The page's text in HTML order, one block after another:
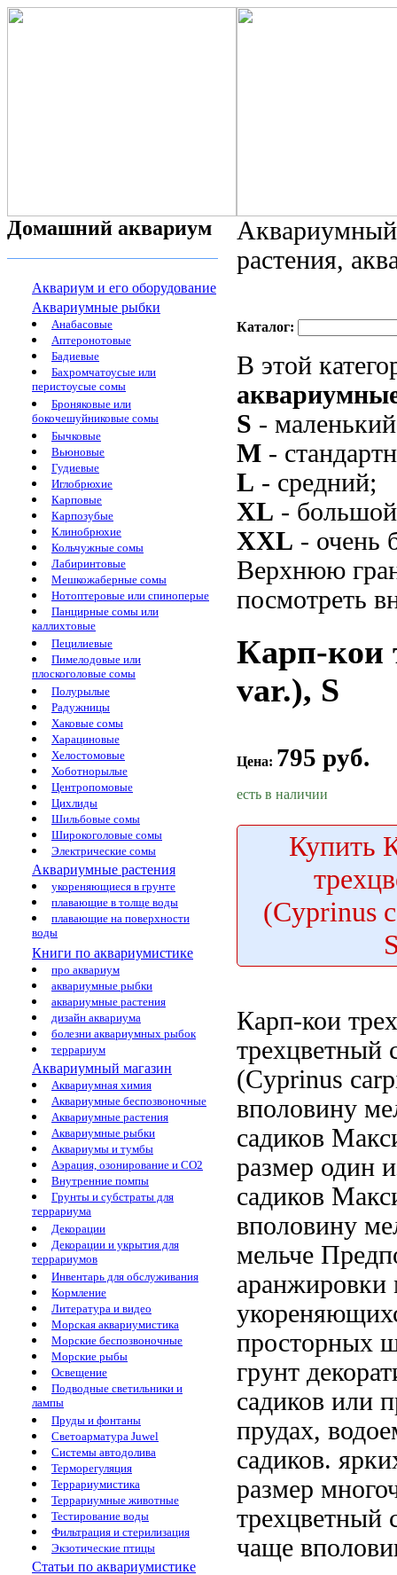
Домашний аквариум
Аквариум и его оборудование
Аквариумные рыбки
Анабасовые
Аптеронотовые
Бадиевые
Бахромчатоусые или
перистоусые сомы
Броняковые или
бокочешуйниковые сомы
Бычковые
Вьюновые
Гудиевые
Иглобрюхие
Карповые
Карпозубые
Клинобрюхие
Кольчужные сомы
Лабиринтовые
Мешкожаберные сомы
Нотоптеровые или спиноперые
Панцирные сомы или
каллихтовые
Пецилиевые
Пимелодовые или
плоскоголовые сомы
Полурылые
Радужницы
Хаковые сомы
Харациновые
Хелостомовые
Хоботнорылые
Центропомовые
Цихлиды
Шильбовые сомы
Широкоголовые сомы
Электрические сомы
Аквариумные растения
укореняющиеся в грунте
плавающие в толще воды
плавающие на поверхности
воды
Книги по аквариумистике
про аквариум
аквариумные рыбки
аквариумные растения
дизайн аквариума
болезни аквариумных рыбок
террариум
Аквариумный магазин
Аквариумная химия
Аквариумные беспозвоночные
Аквариумные растения
Аквариумные рыбки
Аквариумы и тумбы
Аэрация, озонирование и CO2
Внутренние помпы
Грунты и субстраты для
террариума
Декорации
Декорации и укрытия для
террариумов
Инвентарь для обслуживания
Кормление
Литература и видео
Морская аквариумистика
Морские беспозвоночные
Морские рыбы
Освещение
Подводные светильники и
лампы
Пруды и фонтаны
Светоарматура Juwel
Системы автодолива
Терморегуляция
Террариумистика
Террариумные животные
Тестирование воды
Фильтрация и стерилизация
Экзотические птицы
Статьи по аквариумистике
растения,
Каталог:
В этой
S -
M -
L - средний;
XL -
XXL - очень
Верхнюю
посмотреть
Карп-кои
var.), S
Цена: 795 руб.
есть в наличии
Купить
(Cyprinus
Карп-кои
трехцветный
(Cyprinus
вполовину
садиков
размер один
садиков
вполовину
мельче
просторных
грунт
садиков или
прудах,
садиков.
размер
трехцветный
чаще